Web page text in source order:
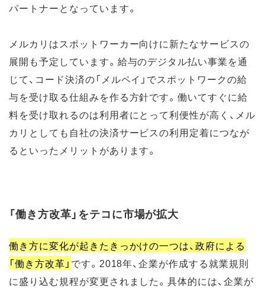
パートナーとなっています。
メルカリはスポットワーカー向けに新たなサービスの
展開も予定しています。給与のデジタル払い事業を通
じて、コード決済の「メルペイ」でスポットワークの給
与を受け取る仕組みを作る方針です。働いてすぐに給
料を受け取れるのは利用者にとって利便性が高く、メル
カリとしても自社の決済サービスの利用定着につなが
るといったメリットがあります。
「働き方改革」をテコに市場が拡大
働き方に変化が起きたきっかけの一つは、政府による
「働き方改革」 です。2018年、企業が作成する就業規則
に盛り込む規程が変更されました。具体的には、企業が